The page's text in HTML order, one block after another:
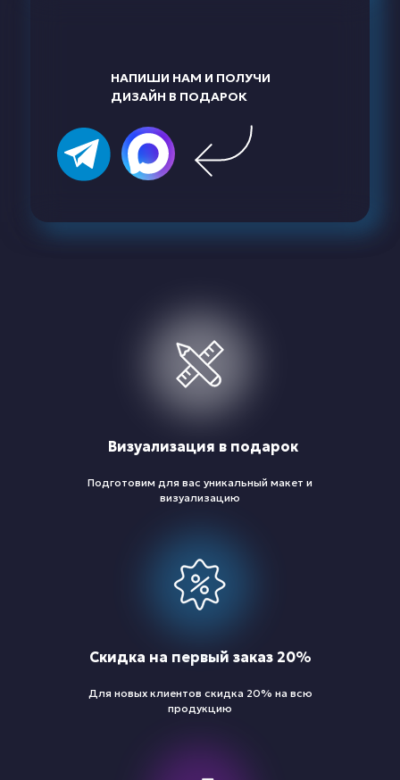
НАПИШИ НАМ И ПОЛУЧИ
ДИЗАЙН В ПОДАРОК
Визуализация в подарок
Подготовим для вас уникальный макет и
визуализацию
Для новых клиентов скидка 20% на всю
продукцию
Скидка на первый заказ 20%